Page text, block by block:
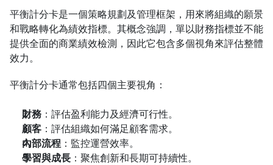
平衡計分卡是一個策略規劃及管理框架，用來將組織的願景
和戰略轉化為績效指標。其概念強調，單以財務指標並不能
提供全面的商業績效檢測，因此它包含多個視角來評估整體
效力。
平衡計分卡通常包括四個主要視角：
財務 ：評估盈利能力及經濟可行性。
顧客 ：評估組織如何滿足顧客需求。
內部流程 ：監控運營效率。
學習與成長 ：聚焦創新和長期可持續性。